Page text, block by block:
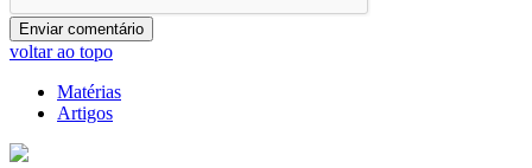
voltar ao topo
Matérias
Artigos